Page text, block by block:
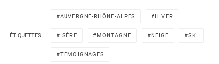
ÉTIQUETTES
AUVERGNE-RHÔNE-ALPES HIVER
ISÈRE MONTAGNE NEIGE SKI
TÉMOIGNAGES